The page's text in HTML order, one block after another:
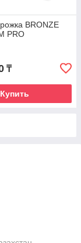
BRONZE
PRO
₸
Купить